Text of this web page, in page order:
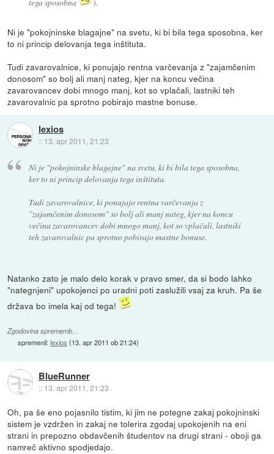
Ni je "pokojninske blagajne" na svetu, ki bi bila tega sposobna, ker
to ni princip delovanja tega inštituta.
Tudi zavarovalnice, ki ponujajo rentna varčevanja z "zajamčenim
donosom" so bolj ali manj nateg, kjer na koncu večina
zavarovancev dobi mnogo manj, kot so vplačali, lastniki teh
zavarovalnic pa sprotno pobirajo mastne bonuse.
lexios
:: 13. apr 2011, 21:23
Ni je "pokojninske blagajne" na svetu, ki bi bila tega sposobna,
ker to ni princip delovanja tega inštituta.
Tudi zavarovalnice, ki ponujajo rentna varčevanja z
"zajamčenim donosom" so bolj ali manj nateg, kjer na koncu
večina zavarovancev dobi mnogo manj, kot so vplačali, lastniki
teh zavarovalnic pa sprotno pobirajo mastne bonuse.
Natanko zato je malo delo korak v pravo smer, da si bodo lahko
"nategnjeni" upokojenci po uradni poti zaslužili vsaj za kruh. Pa še
država bo imela kaj od tega!
Zgodovina sprememb…
spremenil:lexios (13. apr 2011 ob 21:24)
BlueRunner
:: 13. apr 2011, 21:23
Oh, pa še eno pojasnilo tistim, ki jim ne potegne zakaj pokojninski
sistem je vzdržen in zakaj ne tolerira zgodaj upokojenih na eni
strani in prepozno obdavčenih študentov na drugi strani - oboji ga
namreč aktivno spodjedajo.